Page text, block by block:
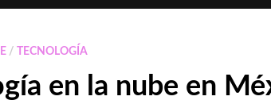
/ TECNOLOGÍA
en la nube en